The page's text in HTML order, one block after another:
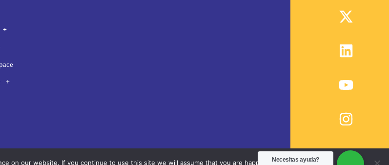
Necesitas ayuda?
on our website. If you continue to use this site we will assume that you are happy with it. Ok